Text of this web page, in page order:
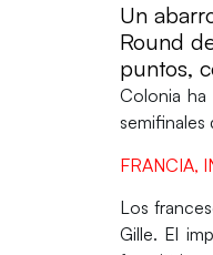
Un
Round
puntos,
Colonia ha
semifinales
FRANCIA,
Los
Gille. El